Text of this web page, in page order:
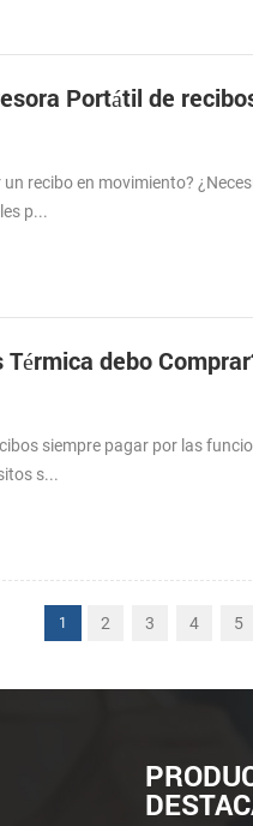
Portátil de
recibo en movimiento?
p...
debo
siempre pagar por las
s...
1 2 3 4 5